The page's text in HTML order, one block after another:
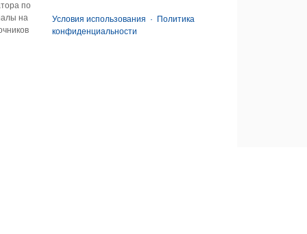
по
на
Условия использования ·
Политика
конфиденциальности